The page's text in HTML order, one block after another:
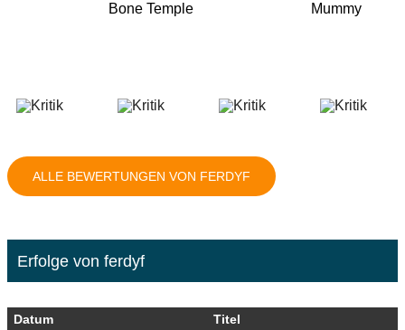
ALLE BEWERTUNGEN VON FERDYF
Erfolge von ferdyf
Datum
Titel